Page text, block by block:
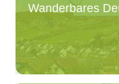
Wanderbares